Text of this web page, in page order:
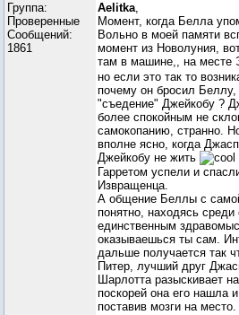
Группа:
Проверенные
Сообщений:
1861
Aelitka,
Момент, когда Белла
Вольно в моей памяти
момент из Новолуния,
там в машине,, на месте
но если это так то
почему он бросил
"съедение" Джейкобу ?
более спокойным не
самокопанию, странно.
вполне ясно, когда
Джейкобу не жить
Гарретом успели и
Извращенца.
А общение Беллы с
понятно, находясь
единственным
оказываешься ты сам.
дальше получается так
Питер, лучший друг
Шарлотта разыскивает
поскорей она его нашла
поставив мозги на место.